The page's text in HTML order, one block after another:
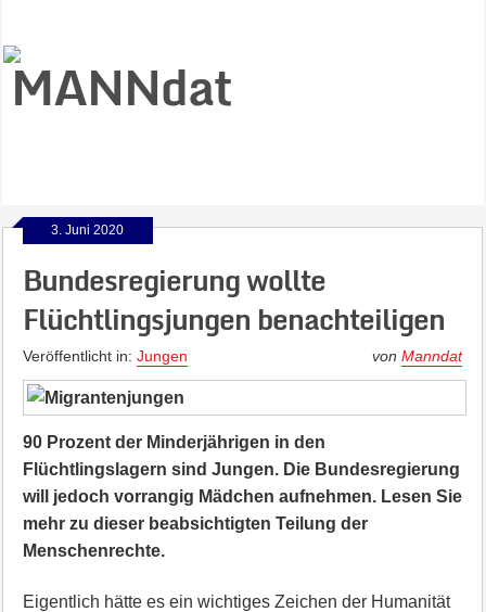
3. Juni 2020
Bundesregierung wollte
Flüchtlingsjungen benachteiligen
Veröffentlicht in: Jungen vonManndat
90 Prozent der Minderjährigen in den
Flüchtlingslagern sind Jungen. Die Bundesregierung
will jedoch vorrangig Mädchen aufnehmen. Lesen Sie
mehr zu dieser beabsichtigten Teilung der
Menschenrechte.
Eigentlich hätte es ein wichtiges Zeichen der Humanität